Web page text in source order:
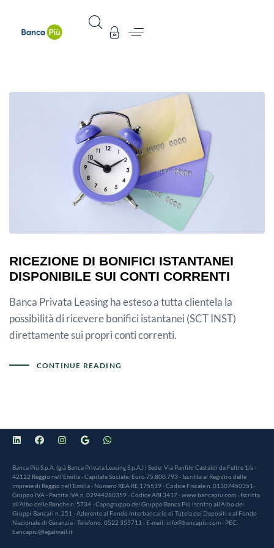
RICEZIONE DI BONIFICI ISTANTANEI
DISPONIBILE SUI CONTI CORRENTI
Banca Privata Leasing ha esteso a tutta clientela la
possibilità di ricevere bonifici istantanei (SCT INST)
direttamente sui propri conti correnti.
CONTINUE READING
Banca Più S.p.A. (già Banca Privata Leasing S.p.A.) | Sede: Via Panfilo Castaldi da Feltre 1/a -
42122 Reggio nell’Emilia · Capitale Sociale: Euro 75.800.793 · Iscritta al Registro delle
imprese di Reggio nell’Emilia · Numero REA RE 175539 · Codice Fiscale n. 01307450351 ·
Gruppo IVA - Partita IVA n. 02944280359 · Codice ABI 3417 · www.bancapiu.com · Iscritta
all’Albo delle Banche n. 5734 · Capogruppo del Gruppo Banca Più iscritto all’Albo dei
Gruppi Bancari n. 251 · Aderente al Fondo Interbancario di Tutela dei Depositi e al Fondo
Nazionale di Garanzia · Telefono: 0522 355711 · E-mail: info@bancapiu.com · PEC:
bancapiu@legalmail.it